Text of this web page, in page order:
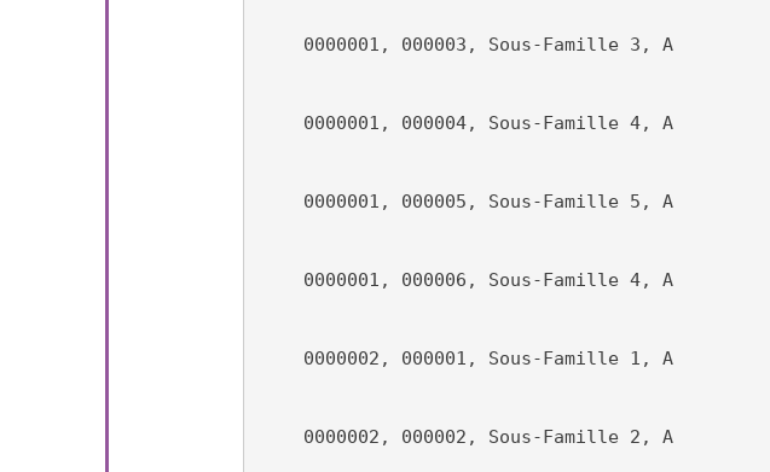
0000001, 000003, Sous-Famille 3, A
0000001, 000004, Sous-Famille 4, A
0000001, 000005, Sous-Famille 5, A
0000001, 000006, Sous-Famille 4, A
0000002, 000001, Sous-Famille 1, A
0000002, 000002, Sous-Famille 2, A